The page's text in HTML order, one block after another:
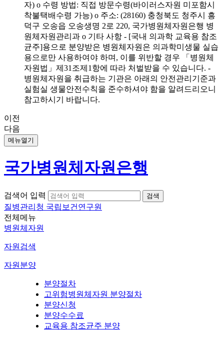
자) o 수령 방법: 직접 방문수령(바이러스자원 미포함시
착불택배수령 가능) o 주소: (28160) 충청북도 청주시 흥
덕구 오송읍 오송생명 2로 220, 국가병원체자원은행 병
원체자원관리과 o 기타 사항 - [국내 의과학 교육용 참조
균주]용으로 분양받은 병원체자원은 의과학미생물 실습
용으로만 사용하여야 하며, 이를 위반할 경우 「병원체
자원법」제31조제1항에 따라 처벌받을 수 있습니다. -
병원체자원을 취급하는 기관은 아래의 안전관리기준과
실험실 생물안전수칙을 준수하셔야 함을 알려드리오니
참고하시기 바랍니다.
이전
다음
메뉴열기
국가병원체자원은행
검색어 입력
질병관리청 국립보건연구원
전체메뉴
병원체자원
자원검색
자원분양
분양절차
고위험병원체자원 분양절차
분양신청
분양수수료
교육용 참조균주 분양